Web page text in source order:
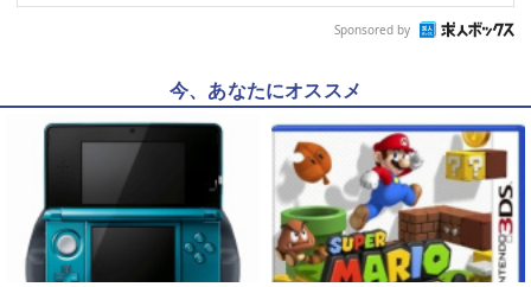
Sponsored by
今、あなたにオススメ